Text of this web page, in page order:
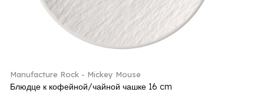
Manufacture Rock - Mickey Mouse
Блюдце к кофейной/чайной чашке 16 cm